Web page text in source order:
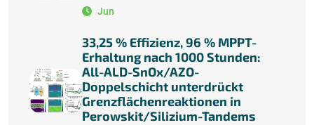
Jun
33,25 % Effizienz, 96 % MPPT-
Erhaltung nach 1000 Stunden:
All-ALD-SnOx/AZO-
Doppelschicht unterdrückt
Grenzflächenreaktionen in
Perowskit/Silizium-Tandems